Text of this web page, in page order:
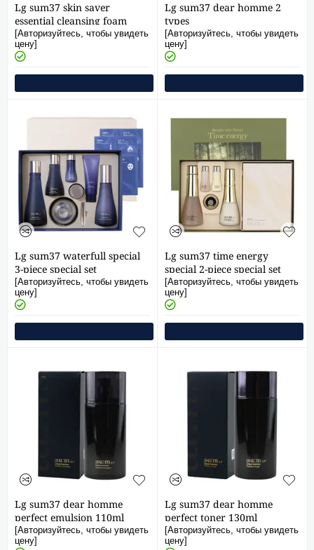
Lg sum37 skin saver
essential cleansing foam
250ml
[Авторизуйтесь, чтобы увидеть
цену]
Lg sum37 dear homme 2
types
[Авторизуйтесь, чтобы увидеть
цену]
Lg sum37 waterfull special
3-piece special set
[Авторизуйтесь, чтобы увидеть
цену]
Lg sum37 time energy
special 2-piece special set
[Авторизуйтесь, чтобы увидеть
цену]
Lg sum37 dear homme
perfect emulsion 110ml
[Авторизуйтесь, чтобы увидеть
цену]
Lg sum37 dear homme
perfect toner 130ml
[Авторизуйтесь, чтобы увидеть
цену]